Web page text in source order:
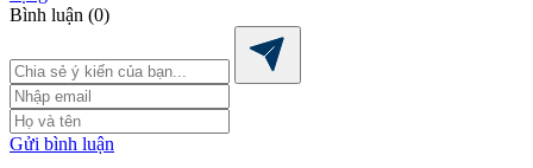
Bình luận (0)
Gửi bình luận